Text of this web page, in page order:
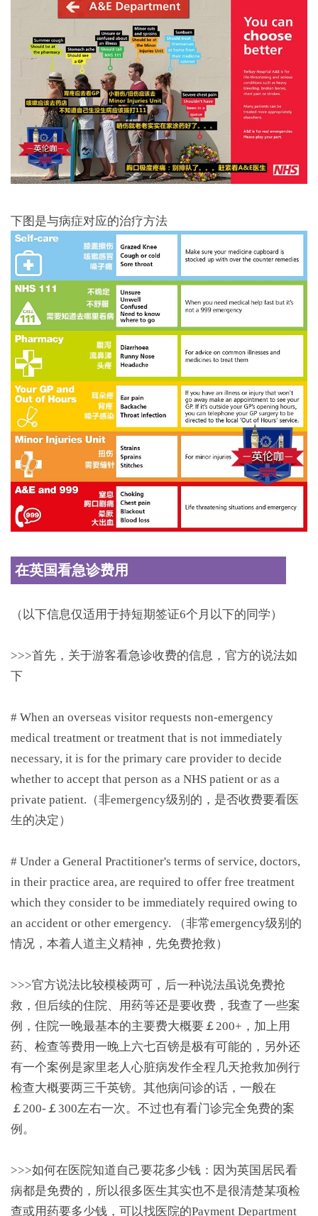
下图是与病症对应的治疗方法
在英国看急诊费用
（以下信息仅适用于持短期签证6个月以下的同学）
>>>首先，关于游客看急诊收费的信息，官方的说法如
下
# When an overseas visitor requests non-emergency
medical treatment or treatment that is not immediately
necessary, it is for the primary care provider to decide
whether to accept that person as a NHS patient or as a
private patient.（非emergency级别的，是否收费要看医
生的决定）
# Under a General Practitioner's terms of service, doctors,
in their practice area, are required to offer free treatment
which they consider to be immediately required owing to
an accident or other emergency. （非常emergency级别的
情况，本着人道主义精神，先免费抢救）
>>>官方说法比较模棱两可，后一种说法虽说免费抢
救，但后续的住院、用药等还是要收费，我查了一些案
例，住院一晚最基本的主要费大概要￡200+，加上用
药、检查等费用一晚上六七百镑是极有可能的，另外还
有一个案例是家里老人心脏病发作全程几天抢救加例行
检查大概要两三千英镑。其他病问诊的话，一般在
￡200-￡300左右一次。不过也有看门诊完全免费的案
例。
>>>如何在医院知道自己要花多少钱：因为英国居民看
病都是免费的，所以很多医生其实也不是很清楚某项检
查或用药要多少钱，可以找医院的Payment Department